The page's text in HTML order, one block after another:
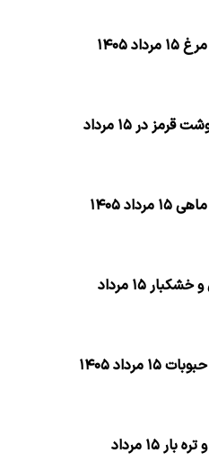
۱۴۰۵
قیمت روز گوشت قرمز در ۱۵ مرداد
۱۴۰۵
قیمت آجیل و خشکبار ۱۵ مرداد
مرداد ۱۴۰۵
قیمت میوه و تره بار ۱۵ مرداد